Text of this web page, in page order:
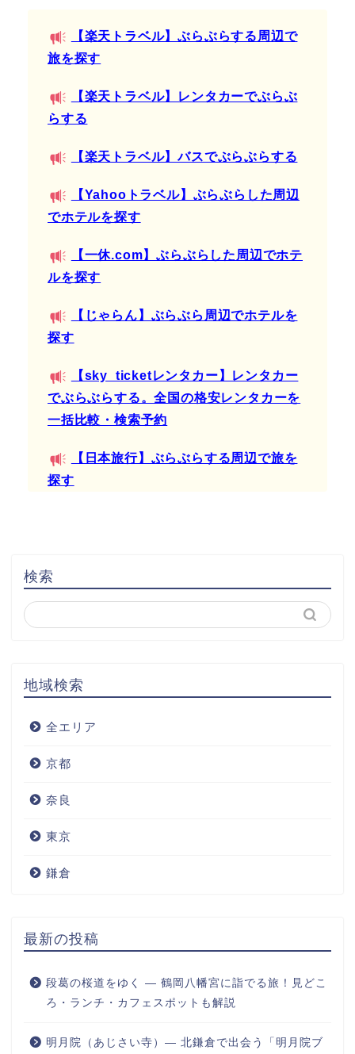
【楽天トラベル】ぶらぶらする周辺で
旅を探す
【楽天トラベル】レンタカーでぶらぶ
らする
【楽天トラベル】バスでぶらぶらする
【Yahooトラベル】ぶらぶらした周辺
でホテルを探す
【一休.com】ぶらぶらした周辺でホテ
ルを探す
【じゃらん】ぶらぶら周辺でホテルを
探す
【sky_ticketレンタカー】レンタカー
でぶらぶらする。全国の格安レンタカーを
一括比較・検索予約
【日本旅行】ぶらぶらする周辺で旅を
探す
検索
地域検索
全エリア
京都
奈良
東京
鎌倉
最新の投稿
段葛の桜道をゆく ― 鶴岡八幡宮に詣でる旅！見どこ
ろ・ランチ・カフェスポットも解説
明月院（あじさい寺）― 北鎌倉で出会う「明月院ブ